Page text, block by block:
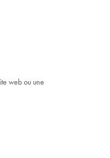
web ou une